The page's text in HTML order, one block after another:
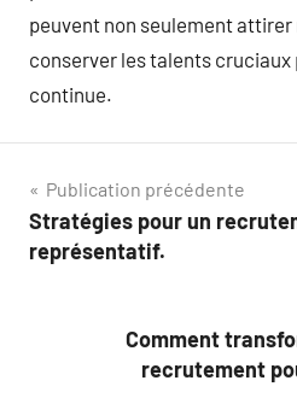
peuvent non seulement
conserver les talents cruciaux
continue.
Navigation
de
Publication précédente
Stratégies pour un
représentatif.
Comment
recrutement